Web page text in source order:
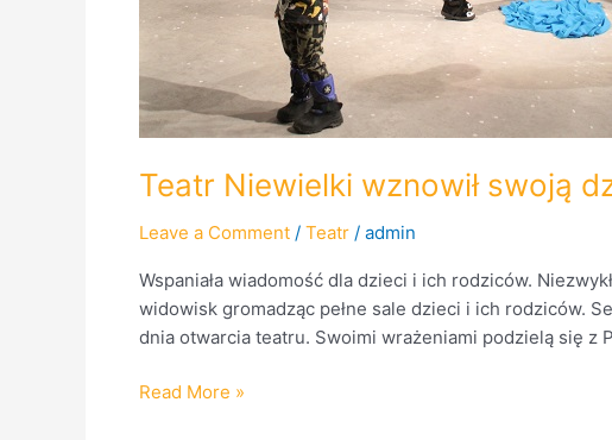
Teatr Niewielki wznowił swoją
Leave a Comment / Teatr / admin
Wspaniała wiadomość dla dzieci i ich rodziców.
widowisk gromadząc pełne sale dzieci i ich rodziców.
dnia otwarcia teatru. Swoimi wrażeniami podzielą się z
Read More »